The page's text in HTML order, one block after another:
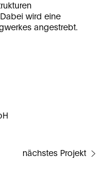
wird eine
angestrebt.
nächstes Projekt